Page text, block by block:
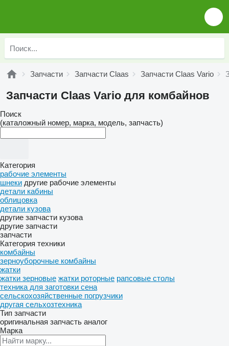
Запчасти Запчасти Claas Запчасти Claas Vario
Запчасти Claas Vario для комбайнов
Поиск
(каталожный номер, марка, модель, запчасть)
Категория
рабочие элементы
шнеки другие рабочие элементы
детали кабины
облицовка
детали кузова
другие запчасти кузова
другие запчасти
запчасти
Категория техники
комбайны
зерноуборочные комбайны
жатки
жатки зерновые жатки роторные рапсовые столы
техника для заготовки сена
сельскохозяйственные погрузчики
другая сельхозтехника
Тип запчасти
оригинальная запчасть аналог
Марка